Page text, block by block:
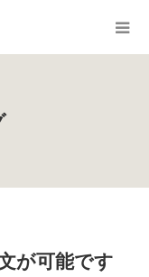
が可能です